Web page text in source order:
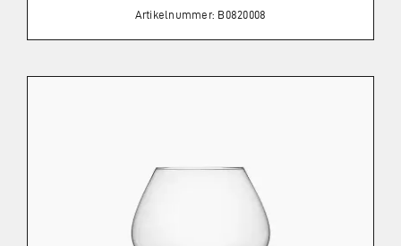
Artikelnummer: B0820008